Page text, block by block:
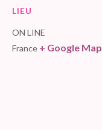
LIEU
ON LINE
France + Google Map